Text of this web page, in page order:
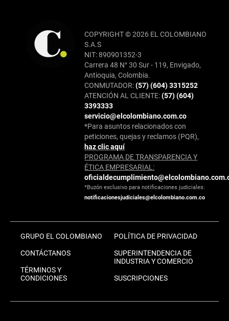
COPYRIGHT © 2026 EL COLOMBIANO
S.A.S
NIT: 890901352-3
Carrera 48 N° 30 Sur - 119, Envigado,
Antioquia, Colombia.
CONMUTADOR:(57) (604) 3315252
ATENCIÓN AL CLIENTE:(57) (604)
3393333
servicio@elcolombiano.com.co
*Para asuntos relacionados con
peticiones, quejas y reclamos (PQR),
haz clic aquí
PROGRAMA DE TRANSPARENCIA Y
ÉTICA EMPRESARIAL:
*Buzón exclusivo para notificaciones judiciales:
notificacionesjudiciales@elcolombiano.com.co
GRUPO EL COLOMBIANO
CONTÁCTANOS
TÉRMINOS Y
CONDICIONES
POLÍTICA DE PRIVACIDAD
SUPERINTENDENCIA DE
INDUSTRIA Y COMERCIO
SUSCRIPCIONES